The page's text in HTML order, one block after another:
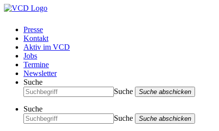
Presse
Kontakt
Aktiv im VCD
Jobs
Termine
Newsletter
Suche
Suche
Suche abschicken
Suche
Suche
Suche abschicken